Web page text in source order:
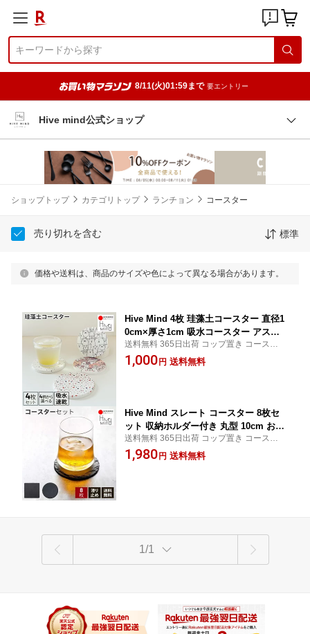
8/11(火)01:59まで 要エントリー
Hive mind公式ショップ
ショップトップ カテゴリトップ ランチョン コースター
売り切れを含む 標準
価格や送料は、商品のサイズや色によって異なる場合があります。
Hive Mind 4枚 珪藻土コースター 直径1
0cm×厚さ1cm 吸水コースター アスベ
スト不使用 吸水 速乾 丸型 お茶 茶托 コ
ーヒー お酒 ビール ハイボール 滑らな
送料無料 365日出荷 コップ置き コースター
滑らない プレゼント ギフト 毎日にちょう
どいい、吸水コースター。
1,000円 送料無料
Hive Mind スレート コースター 8枚セ
ット 収納ホルダー付き 丸型 10cm おし
ゃれ コースター お茶 茶托 コーヒー お
酒 ビール ハイボール 高級 滑らない 誕
送料無料 365日出荷 コップ置き コースター
滑らない レディース メンズ 彼氏 プレゼン
ト ギフト ウイスキーが似合う、大人のコー
1,980円 送料無料
1/1